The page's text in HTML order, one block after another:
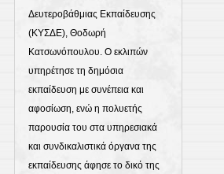
Δευτεροβάθμιας Εκπαίδευσης
(ΚΥΣΔΕ), Θοδωρή
Κατσωνόπουλου. Ο εκλιπών
υπηρέτησε τη δημόσια
εκπαίδευση με συνέπεια και
αφοσίωση, ενώ η πολυετής
παρουσία του στα υπηρεσιακά
και συνδικαλιστικά όργανα της
εκπαίδευσης άφησε το δικό της